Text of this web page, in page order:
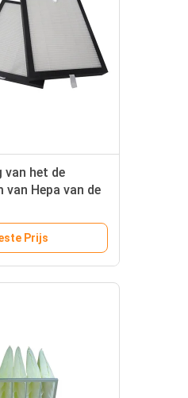
van het de
Hepa van de
Prijs